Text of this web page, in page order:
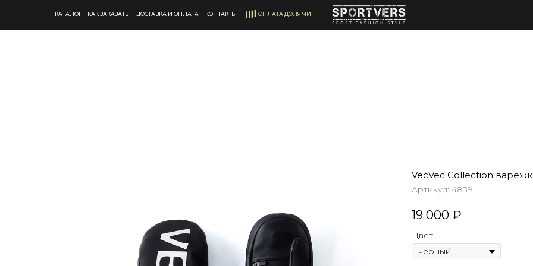
ОПЛАТА ДОЛЯМИ
КАТАЛОГ КАК ЗАКАЗАТЬ ДОСТАВКА И ОПЛАТА КОНТАКТЫ
VecVec Collection
Артикул: 4839
19 000 ₽
Цвет